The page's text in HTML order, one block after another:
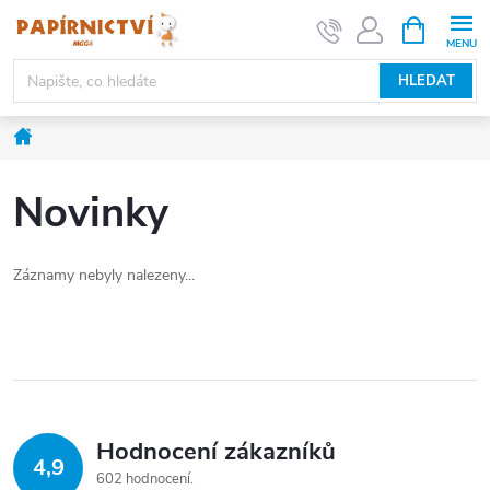
obsah
HLEDAT
NÁKUPNÍ
KOŠÍK
Domů
Novinky
Záznamy nebyly nalezeny...
4,9 Hodnocení zákazníků
602 hodnocení